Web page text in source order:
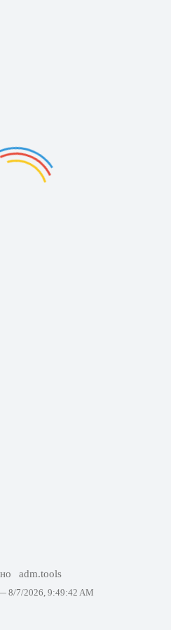
adm.tools
8/7/2026, 9:49:42 AM